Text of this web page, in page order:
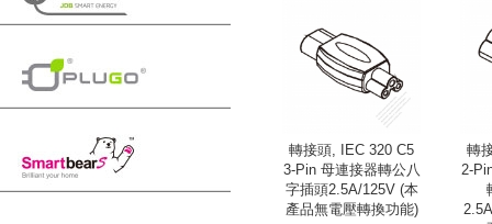
轉接頭, IEC 320 C5
3-Pin 母連接器轉公八
字插頭2.5A/125V (本
產品無電壓轉換功能)
轉
2-